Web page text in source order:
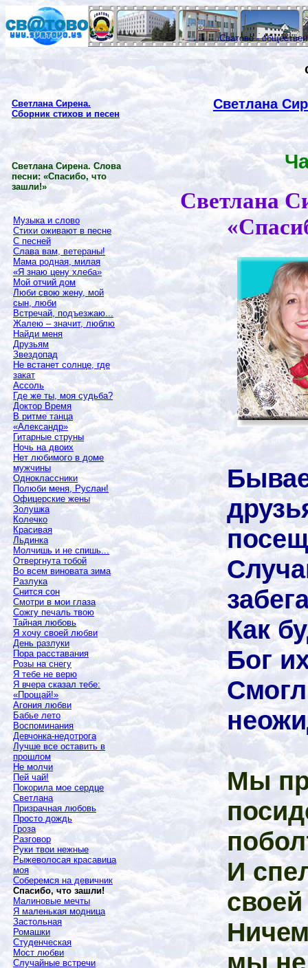
Сватово -
Светлана Сирена.
Сборник стихов и песен
Светлана Сирена. Слова
песни: «Спасибо, что
зашли!»
Музыка и слово
Стихи оживают в песне
С песней
Слава вам, ветераны!
Мама родная, милая
«Я знаю цену хлеба»
Мой отчий дом
Люби свою жену, мой
сын, люби
Встречай, подъезжаю...
Жалею – значит, люблю
Найди меня
Друзьям
Звездопад
Не встанет солнце, где
закат
Ассоль
Где же ты, моя судьба?
Доктор Время
В ритме танца
«Александр»
Гитарные струны
Ночь на двоих
Нет любимого в доме
мужчины
Одноклассники
Полюби меня, Руслан!
Офицерские жены
Золушка
Колечко
Красивая
Льдинка
Молчишь и не спишь...
Отвергнута тобой
Во всем виновата зима
Разлука
Снится сон
Смотри в мои глаза
Сожгу печаль твою
Тайная любовь
Я хочу своей любви
День разлуки
Пора расставания
Розы на снегу
Я тебе не верю
Я вчера сказал тебе:
«Прощай!»
Агония любви
Бабье лето
Воспоминания
Девчонка-недотрога
Лучше все оставить в
прошлом
Не молчи
Пей чай!
Покорила мое сердце
Светлана
Призрачная любовь
Просто дождь
Гроза
Разговор
Руки твои нежные
Рыжеволосая красавица
моя
Соберемся на девичник
Спасибо, что зашли!
Малиновые мечты
Я маленькая модница
Застольная
Ромашки
Студенческая
Мост любви
Случайные встречи
Светлана
Светлана
Как
Бог
Мы
И
мы не